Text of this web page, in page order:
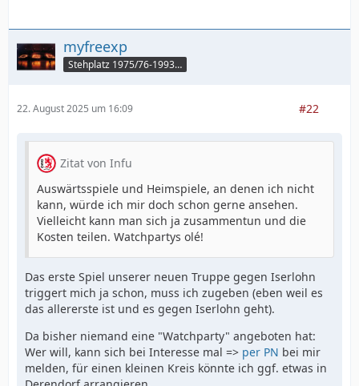
myfreexp
Stehplatz 1975/76-1993/94
22. August 2025 um 16:09 #22
Zitat von Infu
Auswärtsspiele und Heimspiele, an denen ich nicht
kann, würde ich mir doch schon gerne ansehen.
Vielleicht kann man sich ja zusammentun und die
Kosten teilen. Watchpartys olé!
Das erste Spiel unserer neuen Truppe gegen Iserlohn
triggert mich ja schon, muss ich zugeben (eben weil es
das allererste ist und es gegen Iserlohn geht).
Da bisher niemand eine "Watchparty" angeboten hat:
Wer will, kann sich bei Interesse mal => per PN bei mir
melden, für einen kleinen Kreis könnte ich ggf. etwas in